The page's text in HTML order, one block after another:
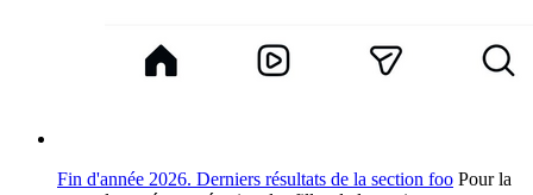
Fin d'année 2026. Derniers résultats de la section foo Pour la